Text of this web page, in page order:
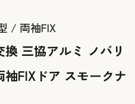
/ 両袖FIX
三協アルミ ノバリ
FIXドア スモークナ